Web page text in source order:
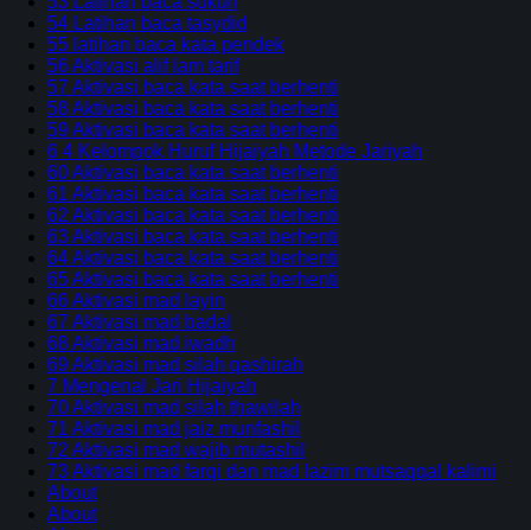
54 Latihan baca tasydid
55 latihan baca kata pendek
56 Aktivasi alif lam tarif
57 Aktivasi baca kata saat berhenti
58 Aktivasi baca kata saat berhenti
59 Aktivasi baca kata saat berhenti
6 4 Kelompok Huruf Hijaiyah Metode Jariyah
60 Aktivasi baca kata saat berhenti
61 Aktivasi baca kata saat berhenti
62 Aktivasi baca kata saat berhenti
63 Aktivasi baca kata saat berhenti
64 Aktivasi baca kata saat berhenti
65 Aktivasi baca kata saat berhenti
66 Aktivasi mad layin
67 Aktivasi mad badal
68 Aktivasi mad iwadh
69 Aktivasi mad silah qashirah
7 Mengenal Jari Hijaiyah
70 Aktivasi mad silah thawilah
71 Aktivasi mad jaiz munfashil
72 Aktivasi mad wajib mutashil
73 Aktivasi mad farqi dan mad lazim mutsaqqal kalimi
About
About